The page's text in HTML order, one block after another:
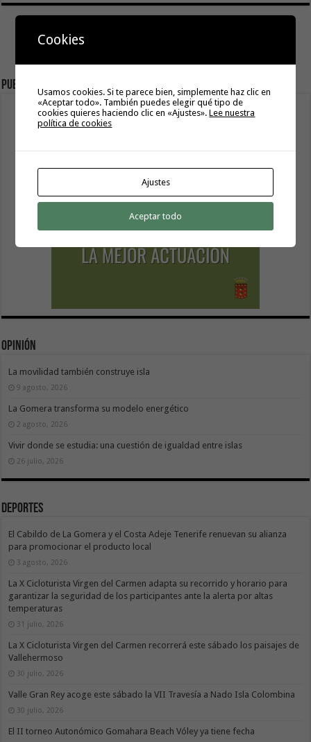
Publicidad
Opinión
La movilidad también construye isla
9 agosto, 2026
La Gomera transforma su modelo energético
2 agosto, 2026
Vivir donde se estudia: una cuestión de igualdad entre islas
26 julio, 2026
Deportes
El Cabildo de La Gomera y el Costa Adeje Tenerife renuevan su alianza
para promocionar el producto local
3 agosto, 2026
La X Cicloturista Virgen del Carmen adapta su recorrido y horario para
garantizar la seguridad de los participantes ante la alerta por altas
temperaturas
31 julio, 2026
La X Cicloturista Virgen del Carmen recorrerá este sábado los paisajes de
Vallehermoso
30 julio, 2026
Valle Gran Rey acoge este sábado la VII Travesía a Nado Isla Colombina
30 julio, 2026
El II torneo Autonómico Gomahara Beach Vóley ya tiene fecha
Cookies
Usamos cookies. Si te parece bien, simplemente haz clic en
«Aceptar todo». También puedes elegir qué tipo de
cookies quieres haciendo clic en «Ajustes».Lee nuestra
política de cookies
Ajustes
Aceptar todo